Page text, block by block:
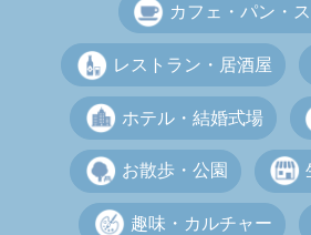
カフェ・パン・
レストラン・居酒屋
ホテル・結婚式場
お散歩・公園
趣味・カルチャー